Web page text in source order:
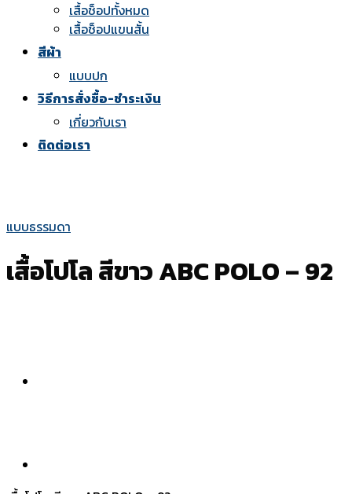
เสื้อช็อปทั้งหมด
เสื้อช็อปแขนสั้น
สีผ้า
แบบปก
วิธีการสั่งซื้อ-ชำระเงิน
เกี่ยวกับเรา
ติดต่อเรา
แบบธรรมดา
เสื้อโปโล สีขาว ABC POLO – 92